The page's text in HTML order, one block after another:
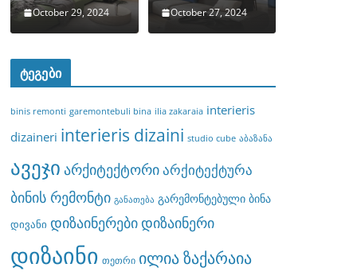
October 29, 2024 October 27, 2024
ტეგები
binis remonti garemontebuli bina ilia zakaraia interieris
dizaineri interieris dizaini studio cube აბაზანა
ავეჯი არქიტექტორიარქიტექტურა
ბინის რემონტი განათება გარემონტებული ბინა
დივანი დიზაინერებიდიზაინერი
დიზაინი თეთრი ილია ზაქარაია